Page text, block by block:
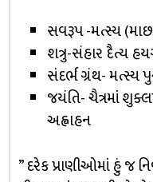
સવરૂપ -મત્સ્ય
શત્રુ-સંહાર દૈત્ય
સંદર્ભ ગ્રંથ- મત્સ્ય
જયંતિ- ચૈત્રમાં
અહ્વાહન
” દરેક પ્રાણીઓમાં હું જ